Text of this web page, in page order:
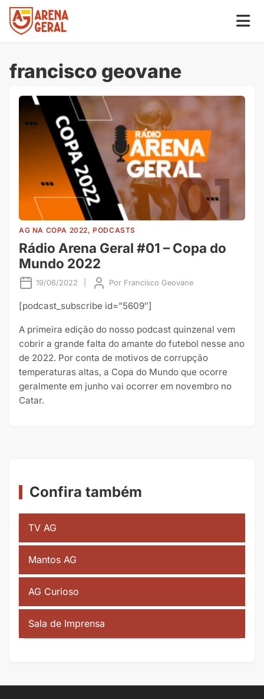
francisco geovane
AG NA COPA 2022, PODCASTS
Rádio Arena Geral #01 – Copa do
Mundo 2022
19/06/2022 Por Francisco Geovane
[podcast_subscribe id=”5609″]
A primeira edição do nosso podcast quinzenal vem
cobrir a grande falta do amante do futebol nesse ano
de 2022. Por conta de motivos de corrupção
temperaturas altas, a Copa do Mundo que ocorre
geralmente em junho vai ocorrer em novembro no
Catar.
Confira também
TV AG
Mantos AG
AG Curioso
Sala de Imprensa